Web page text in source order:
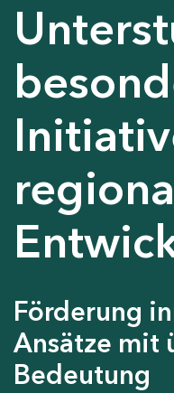
Förderung
Ansätze mit
Bedeutung